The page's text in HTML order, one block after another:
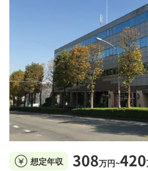
想定年収 308万円~420